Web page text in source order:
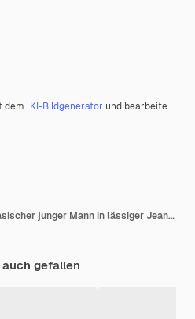
dem KI-Bildgenerator und bearbeite
Selbstbewusster kaukasischer junger Mann in lässiger Jeanskleidung mit gekreuzten Armen, der mit einem zahnigen Lächeln in einem weißen Hintergrund in die Kamera schaut
gefallen